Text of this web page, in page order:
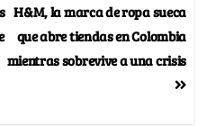
H&M, la marca de ropa sueca
que abre tiendas en Colombia
mientras sobrevive a una crisis